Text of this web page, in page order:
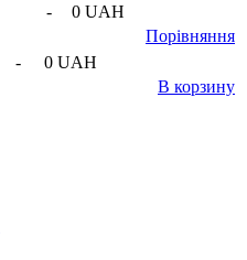
-
0 UAH
Порівняння
-
0 UAH
В корзину